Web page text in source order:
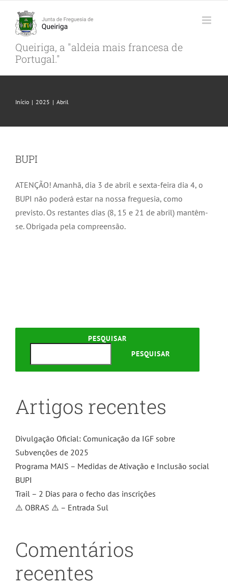
content
Queiriga, a "aldeia mais francesa de
Portugal."
Início | 2025 | Abril
BUPI
ATENÇÃO! Amanhã, dia 3 de abril e sexta-feira dia 4, o
BUPI não poderá estar na nossa freguesia, como
previsto. Os restantes dias (8, 15 e 21 de abril) mantêm-
se. Obrigada pela compreensão.
PESQUISAR
PESQUISAR
Artigos recentes
Divulgação Oficial: Comunicação da IGF sobre
Subvenções de 2025
Programa MAIS – Medidas de Ativação e Inclusão social
BUPI
Trail – 2 Dias para o fecho das inscrições
⚠️ OBRAS ⚠️ – Entrada Sul
Comentários
recentes